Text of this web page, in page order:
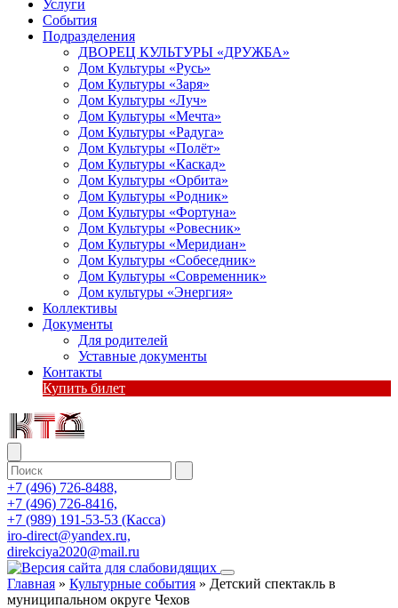
Услуги
События
Подразделения
ДВОРЕЦ КУЛЬТУРЫ «ДРУЖБА»
Дом Культуры «Русь»
Дом Культуры «Заря»
Дом Культуры «Луч»
Дом Культуры «Мечта»
Дом Культуры «Радуга»
Дом Культуры «Полёт»
Дом Культуры «Каскад»
Дом Культуры «Орбита»
Дом Культуры «Родник»
Дом Культуры «Фортуна»
Дом Культуры «Ровесник»
Дом Культуры «Меридиан»
Дом Культуры «Собеседник»
Дом Культуры «Современник»
Дом культуры «Энергия»
Коллективы
Документы
Для родителей
Уставные документы
Контакты
Купить билет
+7 (496) 726-8488,
+7 (496) 726-8416,
+7 (989) 191-53-53 (Касса)
iro-direct@yandex.ru,
direkciya2020@mail.ru
Главная » Культурные события » Детский спектакль в
муниципальном округе Чехов